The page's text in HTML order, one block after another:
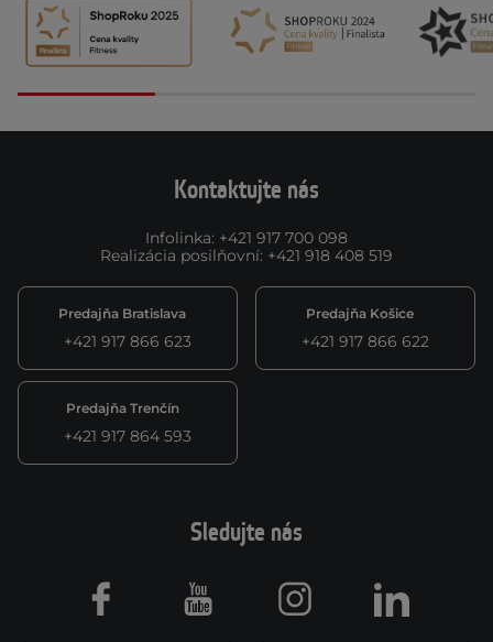
Kontaktujte nás
Infolinka: +421 917 700 098
Realizácia posilňovní: +421 918 408 519
Predajňa Bratislava
+421 917 866 623
Predajňa Košice
+421 917 866 622
Predajňa Trenčín
+421 917 864 593
Sledujte nás
Facebook Youtube Instagram LinkedIn